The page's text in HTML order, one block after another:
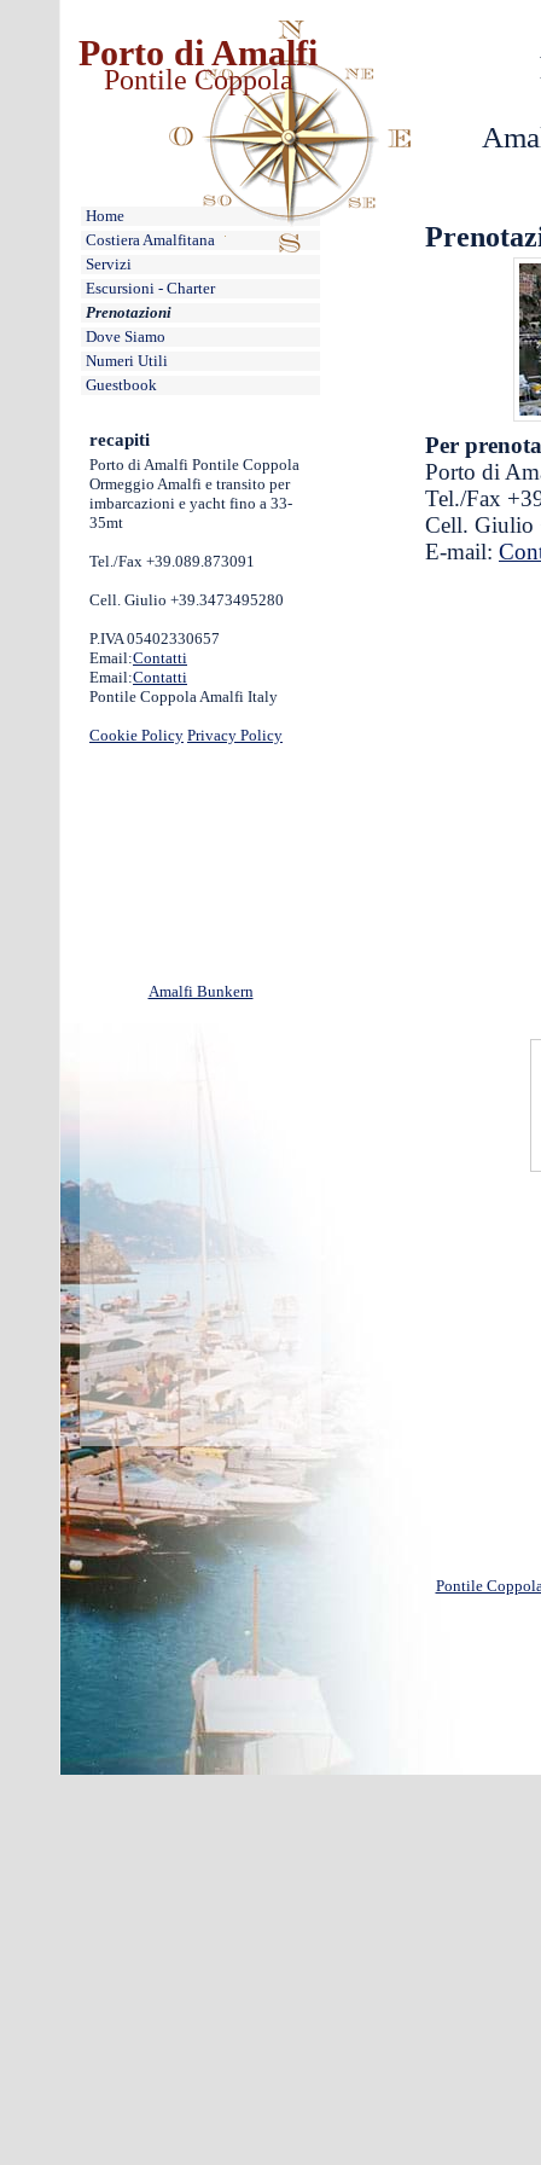
Porto di Amalfi
Pontile Coppola
Home
Costiera Amalfitana
Servizi
Escursioni - Charter
Prenotazioni
Dove Siamo
Numeri Utili
Guestbook
recapiti
Porto di Amalfi Pontile Coppola
Ormeggio Amalfi e transito per
imbarcazioni e yacht fino a 33-
35mt
Tel./Fax +39.089.873091
Cell. Giulio +39.3473495280
P.IVA 05402330657
Email:Contatti
Email:Contatti
Pontile Coppola Amalfi Italy
Cookie Policy Privacy Policy
Amalfi Bunkern
Per
Porto di
Tel./Fax
Cell. Giulio
E-mail:
Pontile